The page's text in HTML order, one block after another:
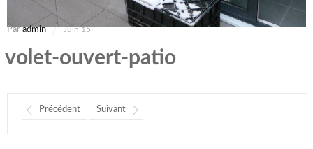
volet-ouvert-patio
Paradmin Juin 15
Précédent Suivant